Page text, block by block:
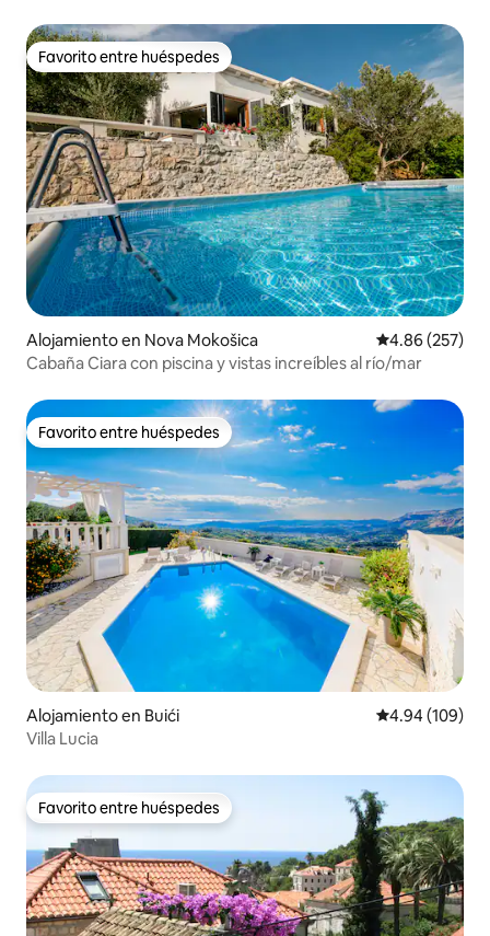
Favorito entre huéspedes
Favorito entre huéspedes
Alojamiento en Nova Mokošica Calificación
4.86 (257)
Cabaña Ciara con piscina y vistas increíbles al río/mar
Favorito entre huéspedes
Favorito entre huéspedes
Alojamiento en Buići Calificación
4.94 (109)
Villa Lucia
Favorito entre huéspedes
Favorito entre huéspedes